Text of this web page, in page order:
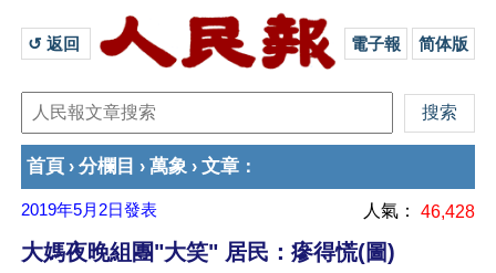
↺ 返回 電子報 简体版
首頁 › 分欄目 › 萬象 › 文章 ：
2019年5月2日發表 人氣： 46,428
大媽夜晚組團"大笑" 居民：瘮得慌(圖)